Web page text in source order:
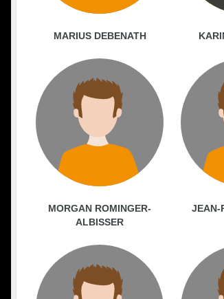
MARIUS DEBENATH
MORGAN ROMINGER-
ALBISSER
JEAN-